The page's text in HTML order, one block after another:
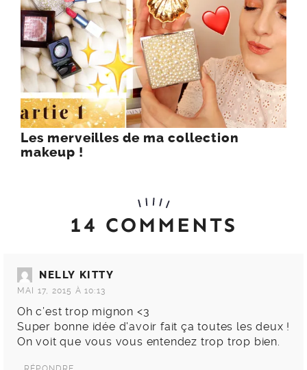
Les merveilles de ma collection
makeup !
14 COMMENTS
NELLY KITTY
MAI 17, 2015 À 10:13
Oh c’est trop mignon <3
Super bonne idée d'avoir fait ça toutes les deux !
On voit que vous vous entendez trop trop bien.